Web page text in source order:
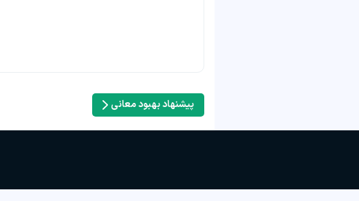
پیشنهاد بهبود معانی